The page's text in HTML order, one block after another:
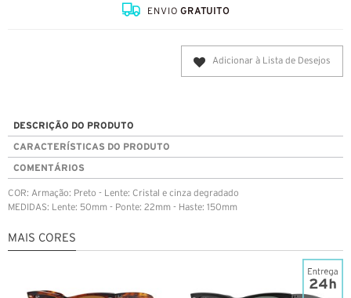
ENVIOGRATUITO
Adicionar à Lista de Desejos
DESCRIÇÃO DO PRODUTO
CARACTERÍSTICAS DO PRODUTO
COMENTÁRIOS
COR: Armação: Preto - Lente: Cristal e cinza degradado
MEDIDAS: Lente: 50mm - Ponte: 22mm - Haste: 150mm
MAIS CORES